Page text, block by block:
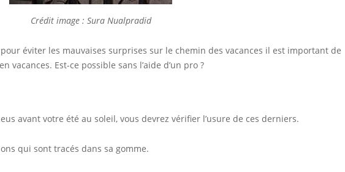
Crédit image : Sura Nualpradid
éviter les mauvaises surprises sur le chemin des vacances il est important de
vacances. Est-ce possible sans l’aide d’un pro ?
avant votre été au soleil, vous devrez vérifier l’usure de ces derniers.
qui sont tracés dans sa gomme.